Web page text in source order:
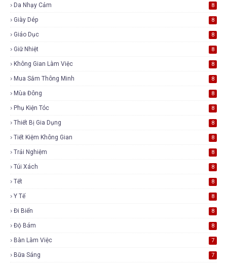
Da Nhạy Cảm 8
Giày Dép 8
Giáo Dục 8
Giữ Nhiệt 8
Không Gian Làm Việc 8
Mua Sắm Thông Minh 8
Mùa Đông 8
Phụ Kiện Tóc 8
Thiết Bị Gia Dụng 8
Tiết Kiệm Không Gian 8
Trải Nghiệm 8
Túi Xách 8
Tết 8
Y Tế 8
Đi Biển 8
Độ Bám 8
Bàn Làm Việc 7
Bữa Sáng 7